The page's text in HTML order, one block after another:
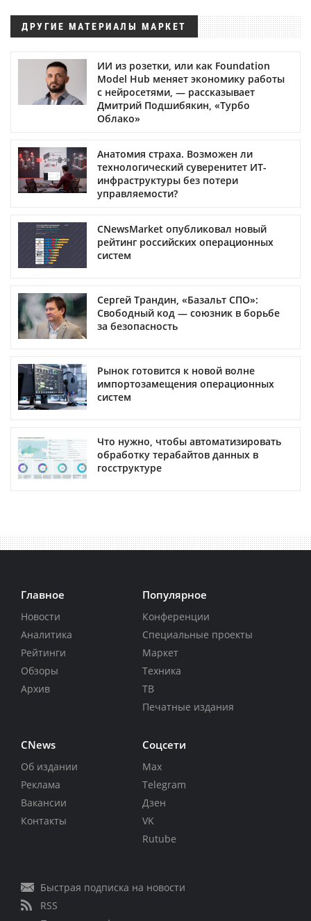
ДРУГИЕ МАТЕРИАЛЫ МАРКЕТ
ИИ из розетки, или как Foundation
Model Hub меняет экономику работы
с нейросетями, — рассказывает
Дмитрий Подшибякин, «Турбо
Облако»
Анатомия страха. Возможен ли
технологический суверенитет ИТ-
инфраструктуры без потери
управляемости?
CNewsMarket опубликовал новый
рейтинг российских операционных
систем
Сергей Трандин, «Базальт СПО»:
Свободный код — союзник в борьбе
за безопасность
Рынок готовится к новой волне
импортозамещения операционных
систем
Что нужно, чтобы автоматизировать
обработку терабайтов данных в
госструктуре
Главное
Новости
Аналитика
Рейтинги
Обзоры
Архив
Популярное
Конференции
Специальные проекты
Маркет
Техника
ТВ
Печатные издания
CNews
Об издании
Реклама
Вакансии
Контакты
Соцсети
Max
Telegram
Дзен
VK
Rutube
Быстрая подписка на новости
RSS